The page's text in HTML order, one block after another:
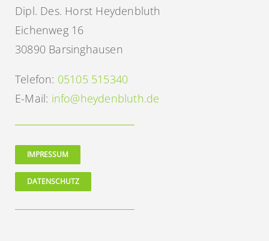
Dipl. Des. Horst Heydenbluth
Eichenweg 16
30890 Barsinghausen
Telefon: 05105 515340
E-Mail: info@heydenbluth.de
IMPRESSUM
DATENSCHUTZ